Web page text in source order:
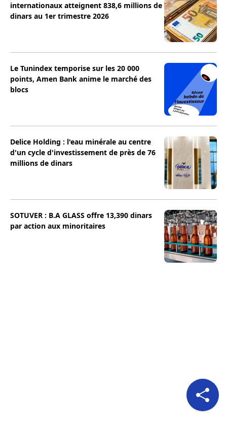
internationaux atteignent 838,6 millions de
dinars au 1er trimestre 2026
Le Tunindex temporise sur les 20 000
points, Amen Bank anime le marché des
blocs
Delice Holding : l'eau minérale au centre
d'un cycle d'investissement de près de 76
millions de dinars
SOTUVER : B.A GLASS offre 13,390 dinars
par action aux minoritaires